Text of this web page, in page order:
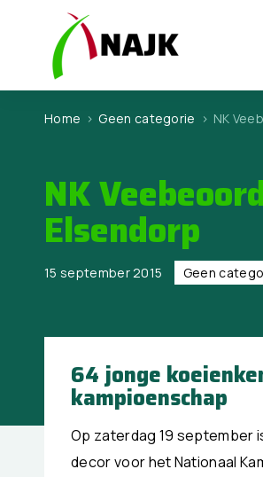
Home > Geen categorie > NK
NK
Elsendorp
15 september 2015 Geen
64 jonge
kampioenschap
Op zaterdag 19 september
decor voor het Nationaal